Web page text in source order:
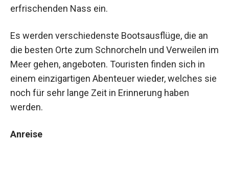
erfrischenden Nass ein.
Es werden verschiedenste Bootsausflüge, die an
die besten Orte zum Schnorcheln und Verweilen im
Meer gehen, angeboten. Touristen finden sich in
einem einzigartigen Abenteuer wieder, welches sie
noch für sehr lange Zeit in Erinnerung haben
werden.
Anreise